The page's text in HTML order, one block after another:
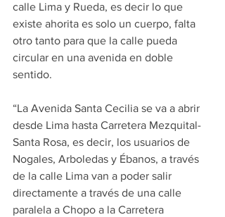
calle Lima y Rueda, es decir lo que
existe ahorita es solo un cuerpo, falta
otro tanto para que la calle pueda
circular en una avenida en doble
sentido.
“La Avenida Santa Cecilia se va a abrir
desde Lima hasta Carretera Mezquital-
Santa Rosa, es decir, los usuarios de
Nogales, Arboledas y Ébanos, a través
de la calle Lima van a poder salir
directamente a través de una calle
paralela a Chopo a la Carretera